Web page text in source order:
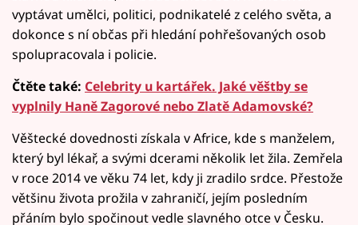
vyptávat umělci, politici, podnikatelé z celého světa, a
dokonce s ní občas při hledání pohřešovaných osob
spolupracovala i policie.
Čtěte také: Celebrity u kartářek. Jaké věštby se
vyplnily Haně Zagorové nebo Zlatě Adamovské?
Věštecké dovednosti získala v Africe, kde s manželem,
který byl lékař, a svými dcerami několik let žila. Zemřela
v roce 2014 ve věku 74 let, kdy ji zradilo srdce. Přestože
většinu života prožila v zahraničí, jejím posledním
přáním bylo spočinout vedle slavného otce v Česku.